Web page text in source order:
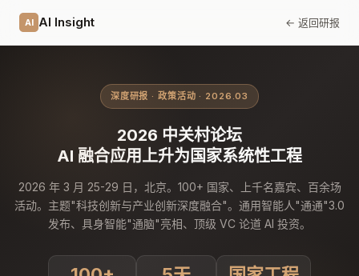
AI AI Insight ← 返回研报
深度研报 · 政策活动 · 2026.03
2026 中关村论坛
AI 融合应用上升为国家系统性工程
2026 年 3 月 25-29 日，北京。100+ 国家、上千名嘉宾、百余场
活动。主题"科技创新与产业创新深度融合"。通用智能人"通通"3.0
发布、具身智能"通脑"亮相、顶级 VC 论道 AI 投资。